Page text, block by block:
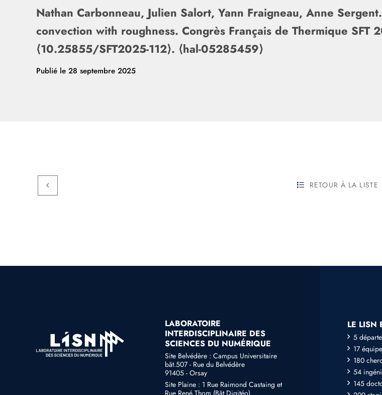
Nathan Carbonneau, Julien Salort, Yann Fraigneau, Anne
convection with roughness. Congrès Français de Thermique
⟨10.25855/SFT2025-112⟩. ⟨hal-05285459⟩
Publié le 28 septembre 2025
RETOUR À LA LISTE
LABORATOIRE
INTERDISCIPLINAIRE DES
SCIENCES DU NUMÉRIQUE
Site Belvédère : Campus Universitaire
bât.507 - Rue du Belvédère
91405 - Orsay
Site Plaine : 1 Rue Raimond Castaing et
Rue René Thom (Bât Digitéo)
LE LISN
5
17
180
54
145